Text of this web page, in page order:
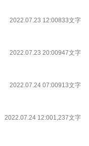
2022.07.23 12:00833文字
2022.07.23 20:00947文字
2022.07.24 07:00913文字
2022.07.24 12:001,237文字